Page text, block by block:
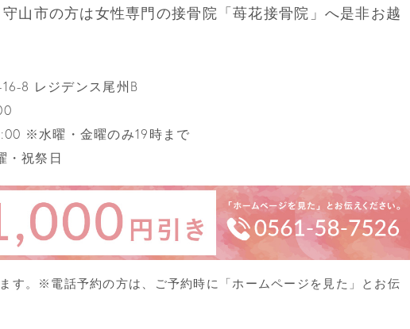
山市の方は女性専門の接骨院「苺花接骨院」へ是非お越
8 レジデンス尾州B
※水曜・金曜のみ19時まで
・祝祭日
す。 ※電話予約の方は、ご予約時に 「ホームページを見た」とお伝